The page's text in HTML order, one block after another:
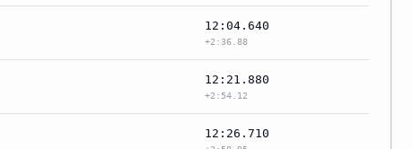
12:04.640
+2:36.88
12:21.880
+2:54.12
12:26.710